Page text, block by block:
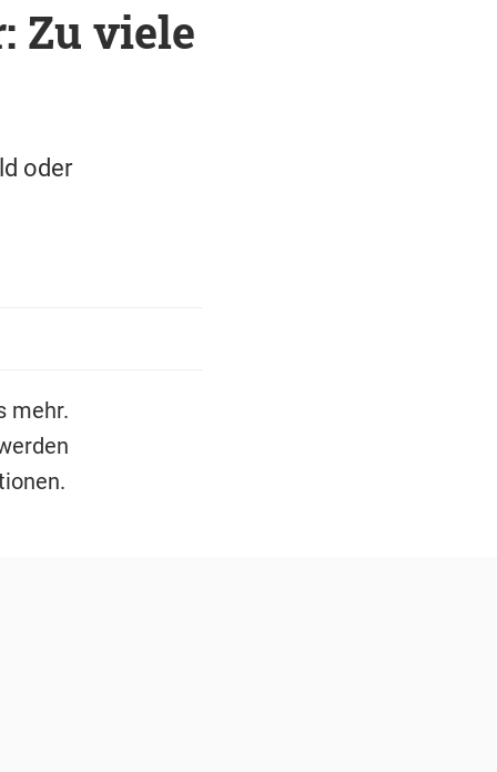
Zu viele
oder
mehr.